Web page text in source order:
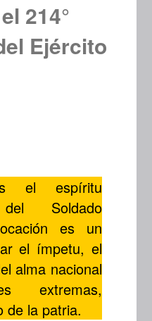
214°
Ejército
el espíritu
del Soldado
es un
el ímpetu, el
alma nacional
extremas,
de la patria.